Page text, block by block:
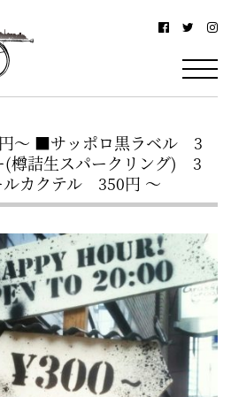
～ ■サッポロ黒ラベル 3
樽詰生スパークリング) 3
カクテル 350円 ～